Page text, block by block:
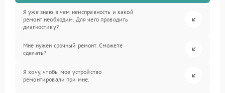
Я уже знаю в чем неисправность и какой
ремонт необходим. Для чего проводить
диагностику?
Мне нужен срочный ремонт. Сможете
сделать?
Я хочу, чтобы мое устройство
ремонтировали при мне.